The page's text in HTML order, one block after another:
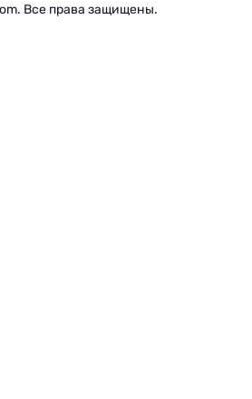
Все права защищены.